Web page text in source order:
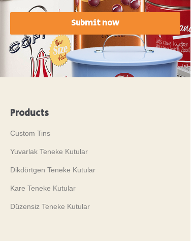
Submit now
Products
Custom Tins
Yuvarlak Teneke Kutular
Dikdörtgen Teneke Kutular
Kare Teneke Kutular
Düzensiz Teneke Kutular